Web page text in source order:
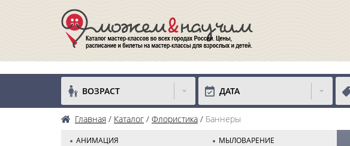
ВОЗРАСТ ДАТА
Главная Каталог Флористика Баннеры
АНИМАЦИЯ
МЫЛОВАРЕНИЕ